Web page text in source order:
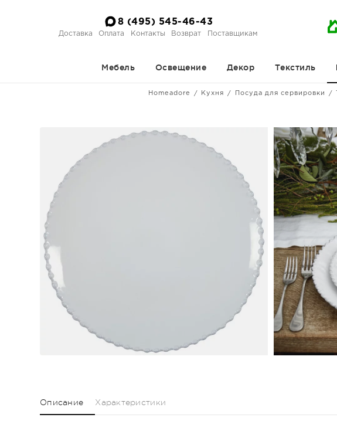
8 (495) 545-46-43
Доставка Оплата Контакты Возврат Поставщикам
Мебель Освещение Декор Текстиль
Homeadore Кухня Посуда для сервировки
Описание Характеристики